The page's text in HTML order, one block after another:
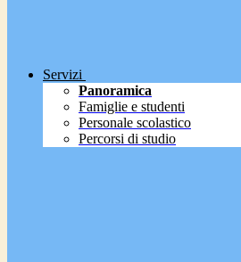
Servizi
Panoramica
Famiglie e studenti
Personale scolastico
Percorsi di studio